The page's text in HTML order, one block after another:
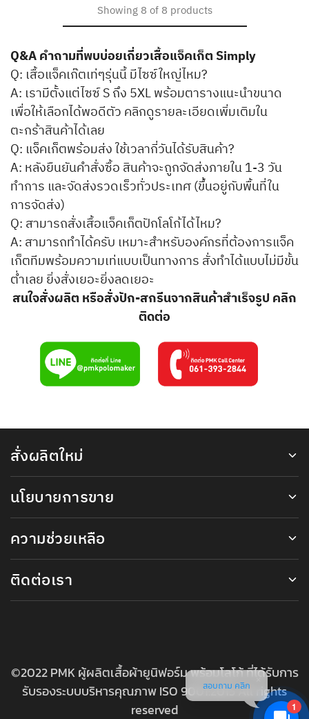
Showing8 of 8 products
Q&A คำถามที่พบบ่อยเกี่ยวเสื้อแจ็คเก็ต Simply
Q: เสื้อแจ็คเก๊ตเท่ๆรุ่นนี้ มีไซซ์ใหญ่ไหม?
A: เรามีตั้งแต่ไซซ์ S ถึง 5XL พร้อมตารางแนะนำขนาด
เพื่อให้เลือกได้พอดีตัว คลิกดูรายละเอียดเพิ่มเติมใน
ตะกร้าสินค้าได้เลย
Q: แจ็คเก็ตพร้อมส่ง ใช้เวลากี่วันได้รับสินค้า?
A: หลังยืนยันคำสั่งซื้อ สินค้าจะถูกจัดส่งภายใน 1-3 วัน
ทำการ และจัดส่งรวดเร็วทั่วประเทศ (ขึ้นอยู่กับพื้นที่ใน
การจัดส่ง)
Q: สามารถสั่งเสื้อแจ็คเก็ตปักโลโก้ได้ไหม?
A: สามารถทำได้ครับ เหมาะสำหรับองค์กรที่ต้องการแจ็ค
เก็ตทีมพร้อมความเท่แบบเป็นทางการ สั่งทำได้แบบไม่มีขั้น
ต่ำเลย ยิ่งสั่งเยอะยิ่งลดเยอะ
สนใจสั่งผลิต หรือสั่งปัก-สกรีนจากสินค้าสำเร็จรูป คลิก
ติดต่อ
สั่งผลิตใหม่
นโยบายการขาย
ความช่วยเหลือ
ติดต่อเรา
©2022 PMK ผู้ผลิตเสื้อผ้ายูนิฟอร์ม พร้อมโลโก้ ที่ได้รับการ
รับรองระบบบริหารคุณภาพ ISO 9001:2015 All rights
reserved
1
สอบถาม คลิก